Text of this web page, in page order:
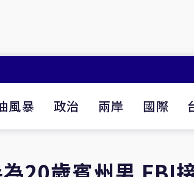
風暴 政治 兩岸 國際